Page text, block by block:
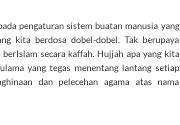
pengaturan sistem buatan manusia yang
kita berdosa dobel-dobel. Tak berupaya
secara kaffah. Hujjah apa yang kita
yang tegas menentang lantang setiap
dan pelecehan agama atas nama